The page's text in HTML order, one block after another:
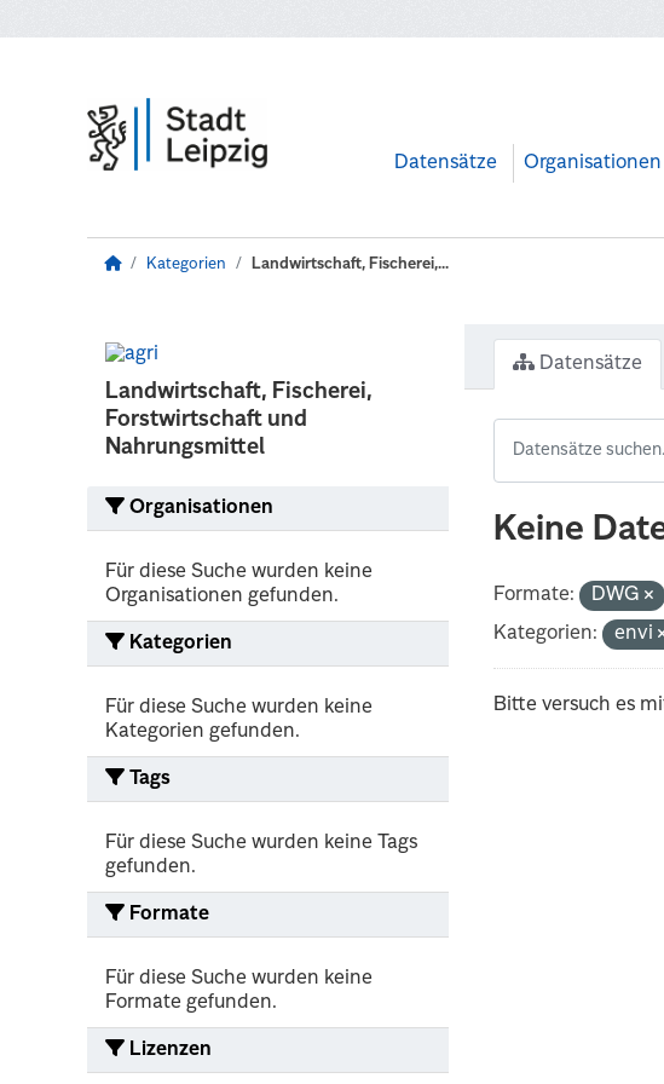
Datensätze Organisationen
Kategorien Landwirtschaft, Fischerei,...
Landwirtschaft, Fischerei,
Forstwirtschaft und
Nahrungsmittel
Organisationen
Für diese Suche wurden keine
Organisationen gefunden.
Kategorien
Für diese Suche wurden keine
Kategorien gefunden.
Tags
Für diese Suche wurden keine Tags
gefunden.
Formate
Für diese Suche wurden keine
Formate gefunden.
Lizenzen
Datensätze
Keine
Formate: DWG
Kategorien:
envi
Bitte versuch es